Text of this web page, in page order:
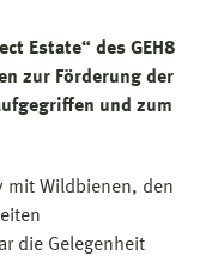
Estate“ des GEH8
zur Förderung der
und zum
mit Wildbienen, den
die Gelegenheit